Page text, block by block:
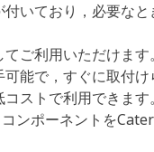
ており，必要な
ご利用いただけます。
能で，すぐに取付け
ストで利用できま
ンポーネントを